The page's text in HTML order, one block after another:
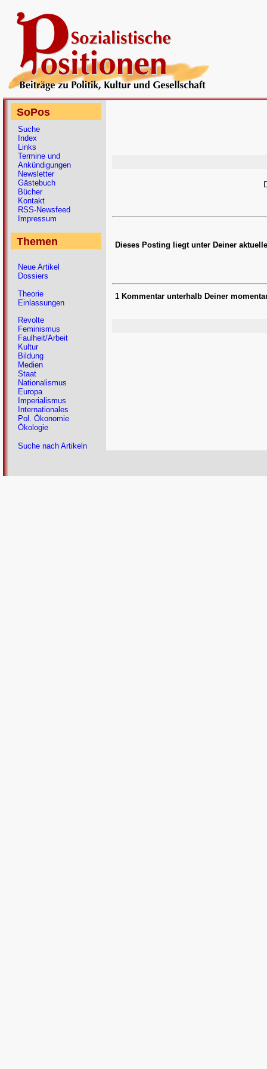
Dieses Posting liegt unter Deiner
1 Kommentar unterhalb Deiner
SoPos
Suche
Index
Links
Termine und
Ankündigungen
Newsletter
Gästebuch
Bücher
Kontakt
RSS-Newsfeed
Impressum
Themen
Neue Artikel
Dossiers
Theorie
Einlassungen
Revolte
Feminismus
Faulheit/Arbeit
Kultur
Bildung
Medien
Staat
Nationalismus
Europa
Imperialismus
Internationales
Pol. Ökonomie
Ökologie
Suche nach Artikeln